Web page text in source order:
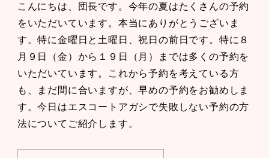
こんにちは、団長です。今年の夏はたくさんの予約
をいただいています。本当にありがとうございま
す。特に金曜日と土曜日、祝日の前日です。特に８
月９日（金）から１９日（月）までは多くの予約を
いただいています。これから予約を考えている方
も、まだ間に合いますが、早めの予約をお勧めしま
す。今日はエスコートアガシで失敗しない予約の方
法についてご紹介します。